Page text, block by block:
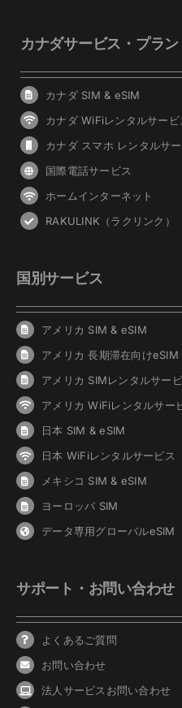
カナダサービス・プラン
カナダ SIM & eSIM
カナダ WiFiレンタルサービ
カナダ スマホ レンタルサ
国際電話サービス
ホームインターネット
RAKULINK（ラクリンク）
国別サービス
アメリカ SIM & eSIM
アメリカ 長期滞在向けeSIM
アメリカ SIMレンタルサー
アメリカ WiFiレンタルサー
日本 SIM & eSIM
日本 WiFiレンタルサービス
メキシコ SIM & eSIM
ヨーロッパ SIM
データ専用グローバルeSIM
サポート・お問い合わせ
よくあるご質問
お問い合わせ
法人サービスお問い合わせ